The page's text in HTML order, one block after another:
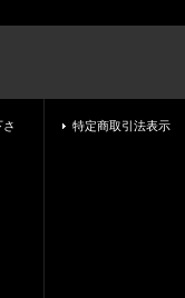
特定商取引法表示